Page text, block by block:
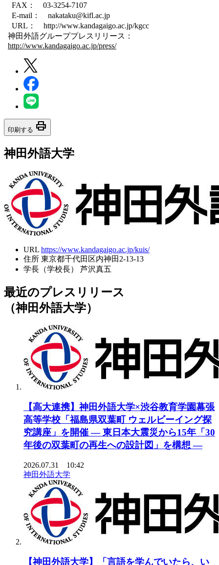
FAX： 03-3254-7107
E-mail： nakataku@kifl.ac.jp
URL： http://www.kandagaigo.ac.jp/kgcc
神田外語グループプレスリリース：
http://www.kandagaigo.ac.jp/press/
印刷する print
神田外語大学
URL https://www.kandagaigo.ac.jp/kuis/
住所 東京都千代田区内神田2-13-13
学長（学校長）
芦沢真五
最近のプレスリリース
（神田外語大学）
【高大連携】神田外語大学×渋谷教育学園幕張
高等学校「福島県双葉町 ウェルビーイング探
究講座」を開催 ― 東日本大震災から15年「30
年後の双葉町の再生への設計図」を構想 ―
2026.07.31 10:42
神田外語大学
【神田外語大学】「言語を学んでいたら、い